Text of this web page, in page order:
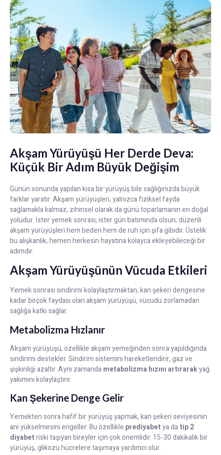
Akşam Yürüyüşü Her Derde Deva:
Küçük Bir Adım Büyük Değişim
Günün sonunda yapılan kısa bir yürüyüş bile sağlığınızda büyük
farklar yaratır. Akşam yürüyüşleri, yalnızca fiziksel fayda
sağlamakla kalmaz, zihinsel olarak da günü toparlamanın en doğal
yoludur. İster yemek sonrası, ister gün batımında olsun; düzenli
akşam yürüyüşleri hem beden hem de ruh için şifa gibidir. Üstelik
bu alışkanlık, hemen herkesin hayatına kolayca ekleyebileceği bir
adımdır.
Akşam Yürüyüşünün Vücuda Etkileri
Yemek sonrası sindirimi kolaylaştırmaktan, kan şekeri dengesine
kadar birçok faydası olan akşam yürüyüşü, vücudu zorlamadan
sağlığa katkı sağlar.
Metabolizma Hızlanır
Akşam yürüyüşü, özellikle akşam yemeğinden sonra yapıldığında
sindirimi destekler. Sindirim sistemini hareketlendirir, gaz ve
şişkinliği azaltır. Aynı zamandametabolizma hızını artırarakyağ
yakımını kolaylaştırır.
Kan Şekerine Denge Gelir
Yemekten sonra hafif bir yürüyüş yapmak, kan şekeri seviyesinin
ani yükselmesini engeller. Bu özellikle prediyabetya datip 2
diyabetriski taşıyan bireyler için çok önemlidir. 15-30 dakikalık bir
yürüyüş, glikozu hücrelere taşımaya yardımcı olur.